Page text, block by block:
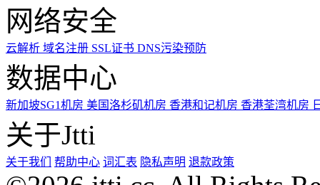
网络安全
云解析 域名注册 SSL证书 DNS污染预防
数据中心
新加坡SG1机房 美国洛杉矶机房 香港和记机房 香港荃湾机房
关于Jtti
关于我们 帮助中心 词汇表 隐私声明 退款政策